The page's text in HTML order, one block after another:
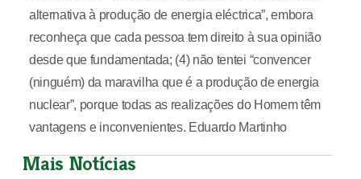
alternativa à produção de energia eléctrica”, embora
reconheça que cada pessoa tem direito à sua opinião
desde que fundamentada; (4) não tentei “convencer
(ninguém) da maravilha que é a produção de energia
nuclear”, porque todas as realizações do Homem têm
vantagens e inconvenientes. Eduardo Martinho
Mais Notícias